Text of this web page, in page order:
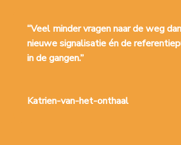
“Veel minder vragen naar de weg
nieuwe signalisatie én de
in de gangen.”​
Katrien-van-het-onthaal